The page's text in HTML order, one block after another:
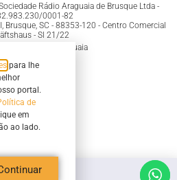
Rádio Araguaia de Brusque Ltda -
0001-82
Brusque, SC - 88353-120 - Centro Comercial
- Sl 21/22
2026 | Rádio Araguaia
para lhe
portal.
de
em
ao lado.